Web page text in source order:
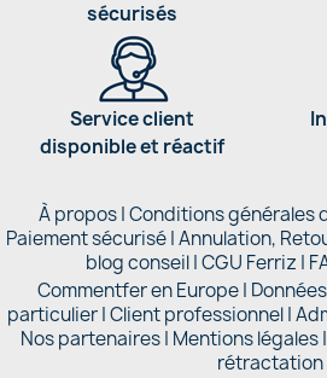
sécurisés
Service client
disponible et réactif
À propos|Conditions générales
Paiement sécurisé|Annulation,
blog conseil|CGU Ferriz |
Commentfer en Europe|
particulier|Client professionnel|
Nos partenaires | Mentions légales|
rétractation